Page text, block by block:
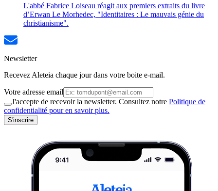
L'abbé Fabrice Loiseau réagit aux premiers extraits du livre
d’Erwan Le Morhedec, "Identitaires : Le mauvais génie du
christianisme".
Newsletter
Recevez Aleteia chaque jour dans votre boite e-mail.
Votre adresse email
J'accepte de recevoir la newsletter. Consultez notre Politique de
confidentialité pour en savoir plus.
S'inscrire